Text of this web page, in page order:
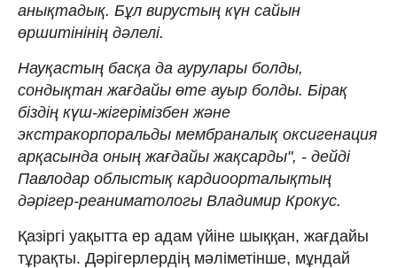
анықтадық. Бұл вирустың күн сайын
өршитінінің дәлелі.
Науқастың басқа да аурулары болды,
сондықтан жағдайы өте ауыр болды. Бірақ
біздің күш-жігерімізбен және
экстракорпоральды мембраналық оксигенация
арқасында оның жағдайы жақсарды", - дейді
Павлодар облыстық кардиоорталықтың
дәрігер-реаниматологы Владимир Крокус.
Қазіргі уақытта ер адам үйіне шыққан, жағдайы
тұрақты. Дәрігерлердің мәліметінше, мұндай